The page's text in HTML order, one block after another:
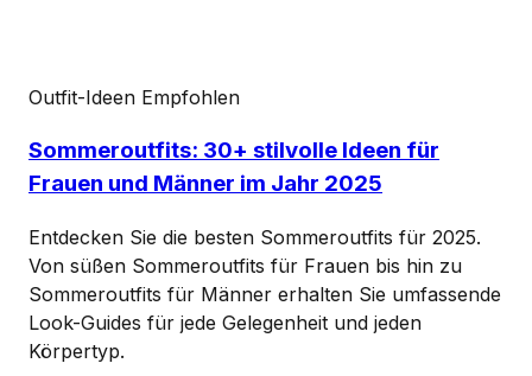
Outfit-Ideen Empfohlen
Sommeroutfits: 30+ stilvolle Ideen für
Frauen und Männer im Jahr 2025
Entdecken Sie die besten Sommeroutfits für 2025.
Von süßen Sommeroutfits für Frauen bis hin zu
Sommeroutfits für Männer erhalten Sie umfassende
Look-Guides für jede Gelegenheit und jeden
Körpertyp.